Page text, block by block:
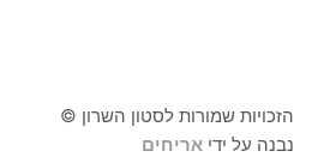
הזכויות שמורות לסטון השרון ©
נבנה על ידי אריחים